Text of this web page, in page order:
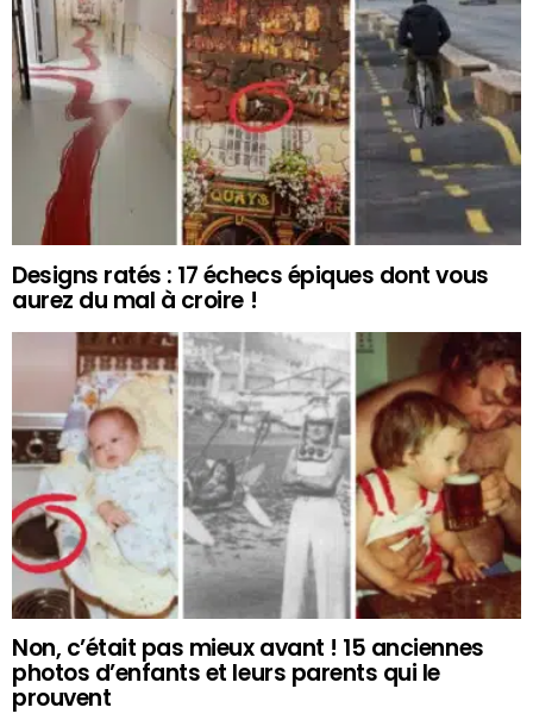
Designs ratés : 17 échecs épiques dont vous
aurez du mal à croire !
Non, c’était pas mieux avant ! 15 anciennes
photos d’enfants et leurs parents qui le
prouvent